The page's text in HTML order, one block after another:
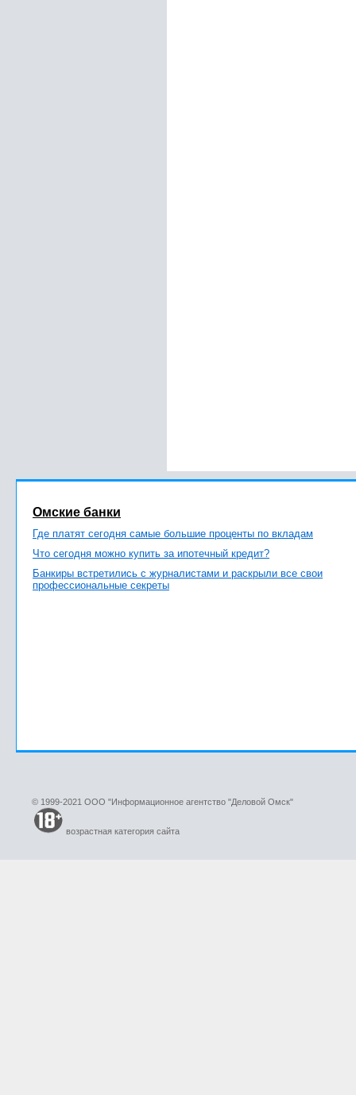
Омские банки
Где платят сегодня самые большие проценты по вкладам
Что сегодня можно купить за ипотечный кредит?
Банкиры встретились с журналистами и раскрыли все свои
профессиональные секреты
© 1999-2021 ООО "Информационное агентство "Деловой Омск"
возрастная категория сайта